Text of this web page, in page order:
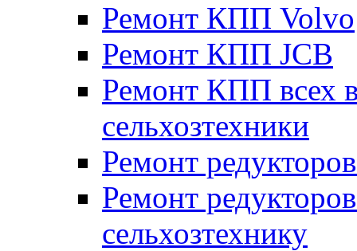
Ремонт КПП Volvo
Ремонт КПП JСB
Ремонт КПП всех
сельхозтехники
Ремонт
Ремонт
сельхозтехнику